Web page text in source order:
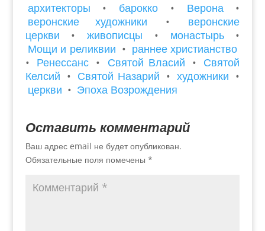
архитекторы • барокко • Верона
•
веронские художники
•
веронские
церкви
• живописцы • монастырь
•
Мощи и реликвии • раннее христианство
• Ренессанс • Святой Власий • Святой
Келсий • Святой Назарий • художники •
церкви • Эпоха Возрождения
Оставить комментарий
Ваш адрес email не будет опубликован.
Обязательные поля помечены *